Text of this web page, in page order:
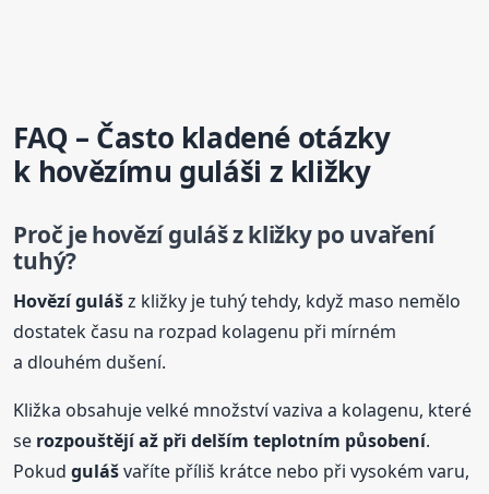
FAQ – Často kladené otázky
k hovězímu guláši z kližky
Proč jehovězí gulášz kližky po uvaření
tuhý?
Hovězígulášz kližky je tuhý tehdy, když maso nemělo
dostatek času na rozpad kolagenu při mírném
a dlouhém dušení.
Kližka obsahuje velké množství vaziva a kolagenu, které
se rozpouštějí až při delším teplotním působení.
Pokudgulášvaříte příliš krátce nebo při vysokém varu,